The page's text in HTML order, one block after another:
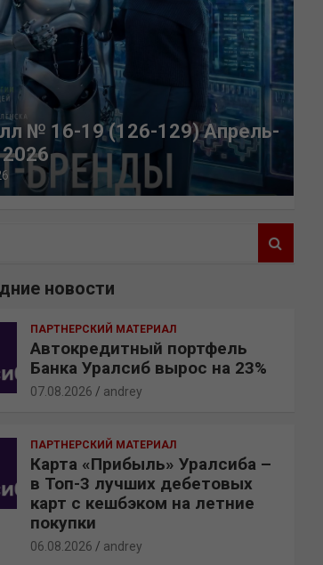
№ 16-19 (126-129) Апрель-
новости
ПАРТНЕРСКИЙ МАТЕРИАЛ
Автокредитный портфель
Банка Уралсиб вырос на 23%
07.08.2026 andrey
ПАРТНЕРСКИЙ МАТЕРИАЛ
Карта «Прибыль» Уралсиба –
в Топ-3 лучших дебетовых
карт с кешбэком на летние
покупки
06.08.2026 andrey